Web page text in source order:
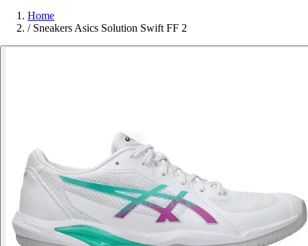
Home
/ Sneakers Asics Solution Swift FF 2